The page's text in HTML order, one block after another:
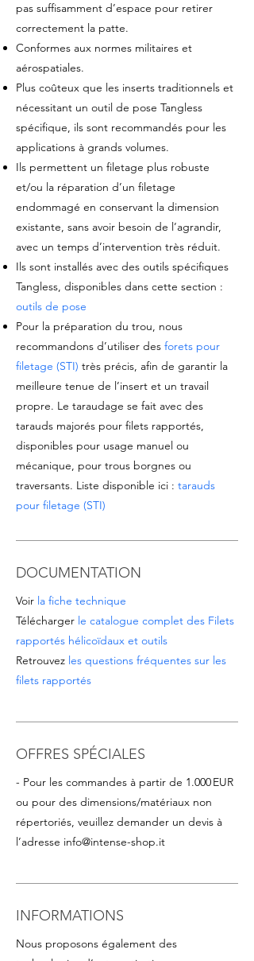
pas suffisamment d’espace pour retirer
correctement la patte.
Conformes aux normes militaires et
aérospatiales.
Plus coûteux que les inserts traditionnels et
nécessitant un outil de pose Tangless
spécifique, ils sont recommandés pour les
applications à grands volumes.
Ils permettent un filetage plus robuste
et/ou la réparation d’un filetage
endommagé en conservant la dimension
existante, sans avoir besoin de l’agrandir,
avec un temps d’intervention très réduit.
Ils sont installés avec des outils spécifiques
Tangless, disponibles dans cette section :
outils de pose
Pour la préparation du trou, nous
recommandons d’utiliser des forets pour
filetage (STI) très précis, afin de garantir la
meilleure tenue de l’insert et un travail
propre. Le taraudage se fait avec des
tarauds majorés pour filets rapportés,
disponibles pour usage manuel ou
mécanique, pour trous borgnes ou
traversants. Liste disponible ici : tarauds
pour filetage (STI)
DOCUMENTATION
Voir la fiche technique
Télécharger le catalogue complet des Filets
rapportés hélicoïdaux et outils
Retrouvez les questions fréquentes sur les
filets rapportés
OFFRES SPÉCIALES
- Pour les commandes à partir de 1.000 EUR
ou pour des dimensions/matériaux non
répertoriés, veuillez demander un devis à
l’adresse info@intense-shop.it
INFORMATIONS
Nous proposons également des